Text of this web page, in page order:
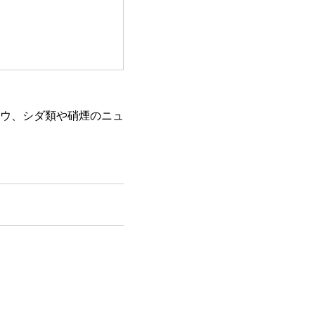
、シダ類や硝煙のニュ